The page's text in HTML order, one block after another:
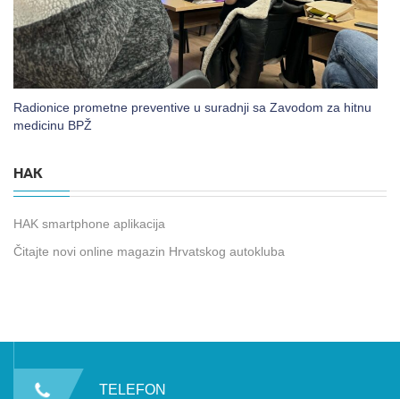
Radionice prometne preventive u suradnji sa Zavodom za hitnu
medicinu BPŽ
HAK
HAK smartphone aplikacija
Čitajte novi online magazin Hrvatskog autokluba
TELEFON